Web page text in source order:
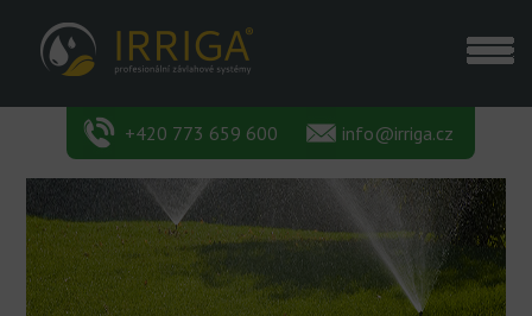
+420 773 659 600 info@irriga.cz